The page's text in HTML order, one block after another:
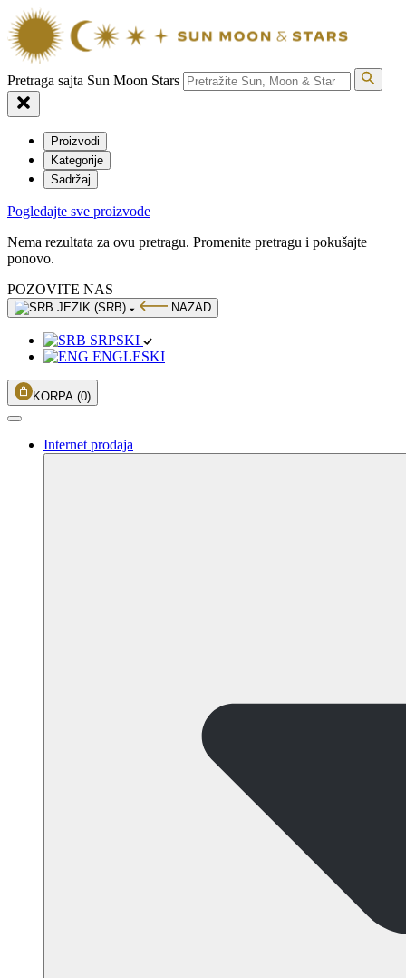
Pretraga sajta Sun Moon Stars
Proizvodi
Kategorije
Sadržaj
Pogledajte sve proizvode
Nema rezultata za ovu pretragu. Promenite pretragu i pokušajte
ponovo.
POZOVITE NAS
JEZIK (SRB) NAZAD
SRPSKI
ENGLESKI
KORPA (0)
Internet prodaja